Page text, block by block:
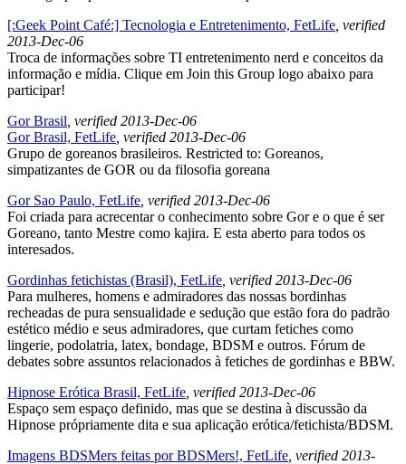
[:Geek Point Café:] Tecnologia e Entretenimento, FetLife , verified
2013-Dec-06
Troca de informações sobre TI entretenimento nerd e conceitos da
informação e mídia. Clique em Join this Group logo abaixo para
participar!
Gor Brasil , verified 2013-Dec-06
Gor Brasil, FetLife , verified 2013-Dec-06
Grupo de goreanos brasileiros. Restricted to: Goreanos,
simpatizantes de GOR ou da filosofia goreana
Gor Sao Paulo, FetLife , verified 2013-Dec-06
Foi criada para acrecentar o conhecimento sobre Gor e o que é ser
Goreano, tanto Mestre como kajira. E esta aberto para todos os
interesados.
Gordinhas fetichistas (Brasil), FetLife , verified 2013-Dec-06
Para mulheres, homens e admiradores das nossas bordinhas
recheadas de pura sensualidade e sedução que estão fora do padrão
estético médio e seus admiradores, que curtam fetiches como
lingerie, podolatria, latex, bondage, BDSM e outros. Fórum de
debates sobre assuntos relacionados à fetiches de gordinhas e BBW.
Hipnose Erótica Brasil, FetLife , verified 2013-Dec-06
Espaço sem espaço definido, mas que se destina à discussão da
Hipnose própriamente dita e sua aplicação erótica/fetichista/BDSM.
Imagens BDSMers feitas por BDSMers!, FetLife , verified 2013-